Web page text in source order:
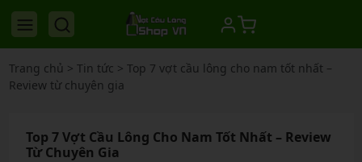
Trang chủ > Tin tức > Top 7 vợt cầu lông cho nam tốt nhất –
Review từ chuyên gia
Top 7 Vợt Cầu Lông Cho Nam Tốt Nhất – Review
Từ Chuyên Gia